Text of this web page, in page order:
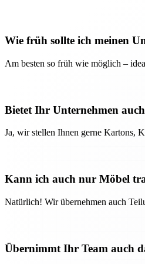
Wie früh sollte ich meinen
Am besten so früh wie möglich –
Bietet Ihr Unternehmen
Ja, wir stellen Ihnen gerne Kartons,
Kann ich auch nur Möbel
Natürlich! Wir übernehmen auch
Übernimmt Ihr Team auch